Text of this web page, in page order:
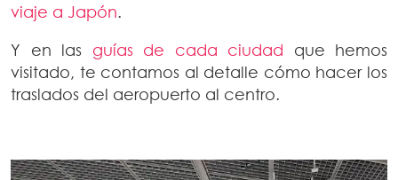
viaje a Japón.
Y en las guías de cada ciudad que hemos
visitado, te contamos al detalle cómo hacer los
traslados del aeropuerto al centro.